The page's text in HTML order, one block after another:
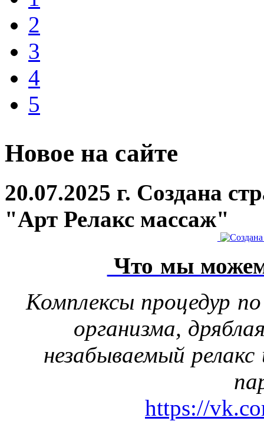
2
3
4
5
Новое на сайте
20.07.2025 г. Создана
"Арт Релакс массаж"
Что мы
Комплексы процедур
организма,
незабываемый
https://